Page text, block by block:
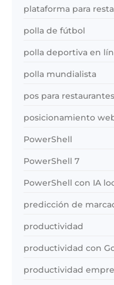
plataforma para
polla de fútbol
polla deportiva en
polla mundialista
pos para
posicionamiento
PowerShell
PowerShell 7
PowerShell con IA
predicción de
productividad
productividad con
productividad